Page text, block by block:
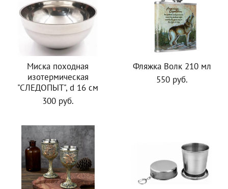
Миска походная
изотермическая
"СЛЕДОПЫТ", d 16 см
300 руб.
Фляжка Волк 210 мл
550 руб.